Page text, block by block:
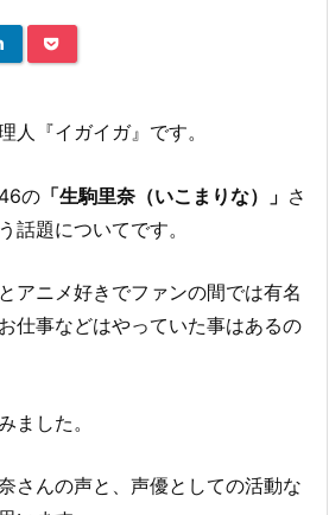
人『イガイガ』です。
の 「生駒里奈（いこまりな）」 さ
話題についてです。
アニメ好きでファンの間では有名
仕事などはやっていた事はあるの
ました。
さんの声と、声優としての活動な